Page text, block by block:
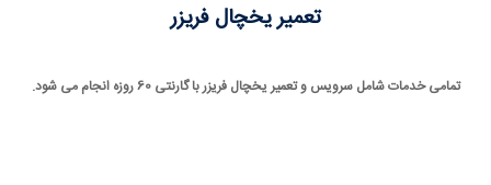
تعمیر یخچال فریزر
تمامی خدمات شامل سرویس و تعمیر یخچال فریزر با گارنتی 60 روزه انجام می شود.